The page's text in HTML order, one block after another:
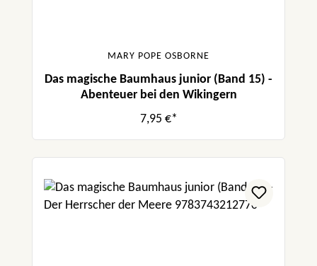
MARY POPE OSBORNE
Das magische Baumhaus junior (Band 15) -
Abenteuer bei den Wikingern
7,95 €*